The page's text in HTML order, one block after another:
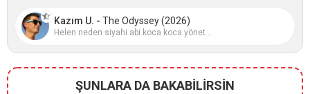
Kazım U. - The Odyssey (2026)
Helen neden siyahi abi koca koca yönet...
ŞUNLARA DA BAKABİLİRSİN